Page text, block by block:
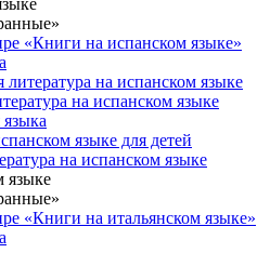
«Книги на испанском языке»
литература на испанском языке
на испанском языке
языке для детей
на испанском языке
языке
«Книги на итальянском языке»